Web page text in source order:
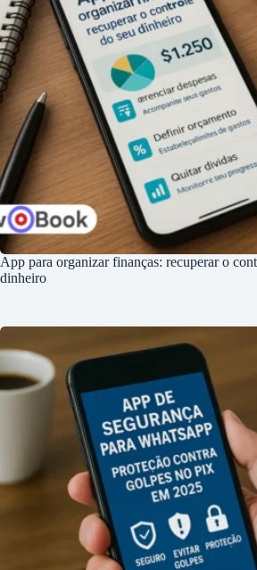
App para organizar finanças: recuperar o
dinheiro